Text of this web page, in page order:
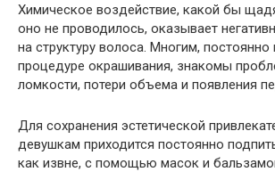
Химическое воздействие, какой бы
оно не проводилось, оказывает
на структуру волоса. Многим,
процедуре окрашивания, знакомы
ломкости, потери объема и появления
Для сохранения эстетической
девушкам приходится постоянно
как извне, с помощью масок и